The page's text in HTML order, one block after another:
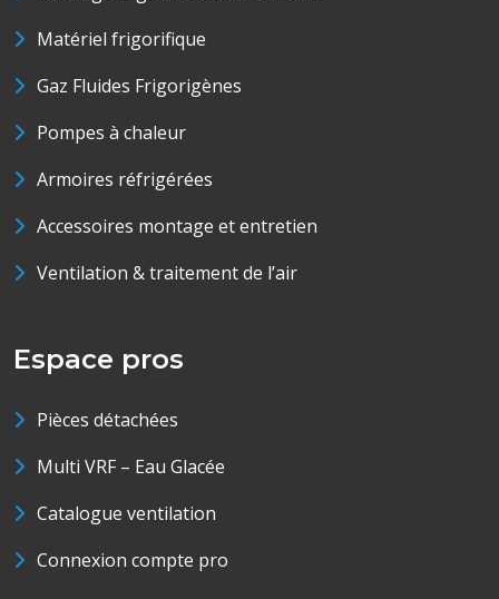
Matériel frigorifique
Gaz Fluides Frigorigènes
Pompes à chaleur
Armoires réfrigérées
Accessoires montage et entretien
Ventilation & traitement de l’air
Espace pros
Pièces détachées
Multi VRF – Eau Glacée
Catalogue ventilation
Connexion compte pro